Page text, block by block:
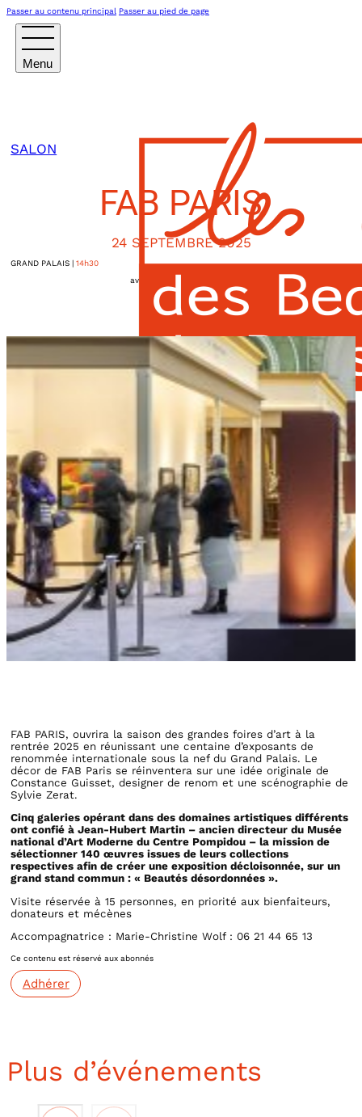
Passer au contenu principal Passer au pied de page
SALON
FAB PARIS
24 SEPTEMBRE 2025
GRAND PALAIS
14h30
avenue Winston-Churchill
Paris VIIIème,
FAB PARIS, ouvrira la saison des grandes foires d’art à la
rentrée 2025 en réunissant une centaine d’exposants de
renommée internationale sous la nef du Grand Palais. Le
décor de FAB Paris se réinventera sur une idée originale de
Constance Guisset, designer de renom et une scénographie de
Sylvie Zerat.
Cinq galeries opérant dans des domaines artistiques différents
ont confié à Jean-Hubert Martin – ancien directeur du Musée
national d’Art Moderne du Centre Pompidou – la mission de
sélectionner 140 œuvres issues de leurs collections
respectives afin de créer une exposition décloisonnée, sur un
grand stand commun : « Beautés désordonnées ».
Visite réservée à 15 personnes, en priorité aux bienfaiteurs,
donateurs et mécènes
Accompagnatrice : Marie-Christine Wolf : 06 21 44 65 13
Ce contenu est réservé aux abonnés
Adhérer
Plus d’événements